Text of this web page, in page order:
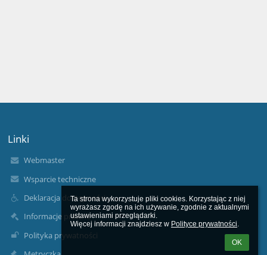
Ta strona wykorzystuje pliki cookies. Korzystając z niej
wyrażasz zgodę na ich używanie, zgodnie z aktualnymi
ustawieniami przeglądarki.
Więcej informacji znajdziesz w Polityce prywatności.
OK
Linki
Webmaster
Wsparcie techniczne
Deklaracja dostępności
Informacje prawne
Polityka prywatności